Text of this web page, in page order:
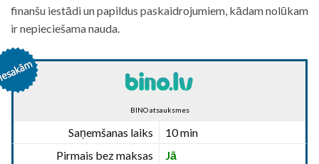
finanšu iestādi un papildus paskaidrojumiem, kādam nolūkam
ir nepieciešama nauda.
BINO atsauksmes
Saņemšanas laiks
10 min
Pirmais bez maksas
Jā